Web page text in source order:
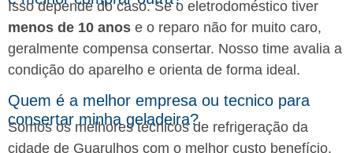
Isso depende do caso. Se o eletrodoméstico tiver
menos de 10 anos e o reparo não for muito caro,
geralmente compensa consertar. Nosso time avalia a
condição do aparelho e orienta de forma ideal.
Quem é a melhor empresa ou tecnico para
consertar minha geladeira?
Somos os melhores técnicos de refrigeração da
cidade de Guarulhos com o melhor custo benefício,